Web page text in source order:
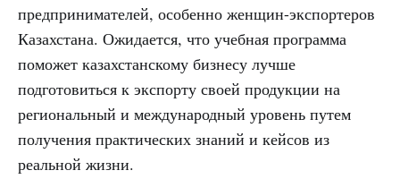
предпринимателей, особенно женщин-экспортеров
Казахстана. Ожидается, что учебная программа
поможет казахстанскому бизнесу лучше
подготовиться к экспорту своей продукции на
региональный и международный уровень путем
получения практических знаний и кейсов из
реальной жизни.